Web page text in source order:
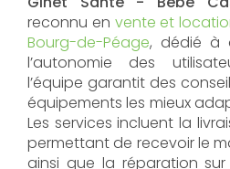
reconnu en vente et
Bourg-de-Péage, dédié à
l’autonomie des
l’équipe garantit des
équipements les mieux
Les services incluent la
permettant de recevoir le
ainsi que la réparation